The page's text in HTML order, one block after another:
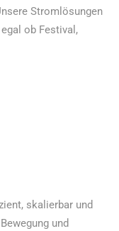
Stromlösungen
ob Festival,
skalierbar und
und